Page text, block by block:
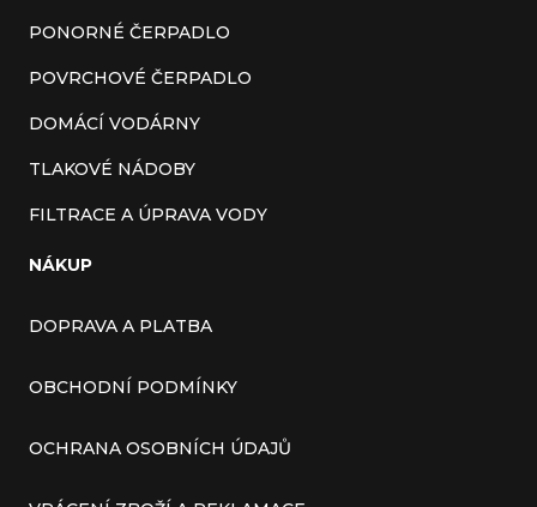
PONORNÉ ČERPADLO
POVRCHOVÉ ČERPADLO
DOMÁCÍ VODÁRNY
TLAKOVÉ NÁDOBY
FILTRACE A ÚPRAVA VODY
NÁKUP
DOPRAVA A PLATBA
OBCHODNÍ PODMÍNKY
OCHRANA OSOBNÍCH ÚDAJŮ